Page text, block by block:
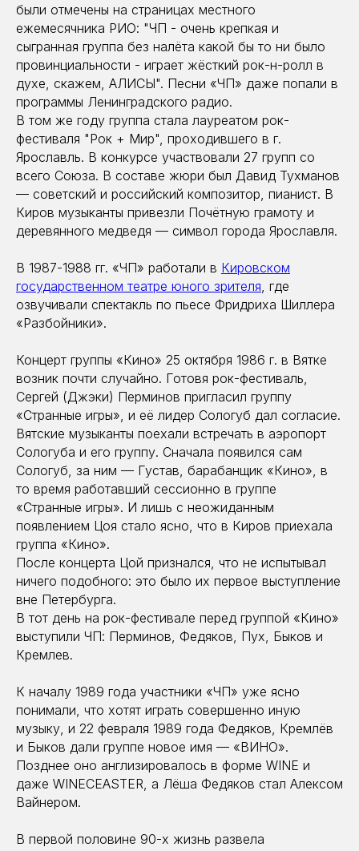
были отмечены на страницах местного
ежемесячника РИО: "ЧП - очень крепкая и
сыгранная группа без налёта какой бы то ни было
провинциальности - играет жёсткий рок-н-ролл в
духе, скажем, АЛИСЫ". Песни «ЧП» даже попали в
программы Ленинградского радио.
В том же году группа стала лауреатом рок-
фестиваля "Рок + Мир", проходившего в г.
Ярославль. В конкурсе участвовали 27 групп со
всего Союза. В составе жюри был Давид Тухманов
— советский и российский композитор, пианист. В
Киров музыканты привезли Почётную грамоту и
деревянного медведя — символ города Ярославля.
В 1987-1988 гг. «ЧП» работали в Кировском
государственном театре юного зрителя, где
озвучивали спектакль по пьесе Фридриха Шиллера
«Разбойники».
Концерт группы «Кино» 25 октября 1986 г. в Вятке
возник почти случайно. Готовя рок-фестиваль,
Сергей (Джэки) Перминов пригласил группу
«Странные игры», и её лидер Сологуб дал согласие.
Вятские музыканты поехали встречать в аэропорт
Сологуба и его группу. Сначала появился сам
Сологуб, за ним — Густав, барабанщик «Кино», в
то время работавший сессионно в группе
«Странные игры». И лишь с неожиданным
появлением Цоя стало ясно, что в Киров приехала
группа «Кино».
После концерта Цой признался, что не испытывал
ничего подобного: это было их первое выступление
вне Петербурга.
В тот день на рок-фестивале перед группой «Кино»
выступили ЧП: Перминов, Федяков, Пух, Быков и
Кремлев.
К началу 1989 года участники «ЧП» уже ясно
понимали, что хотят играть совершенно иную
музыку, и 22 февраля 1989 года Федяков, Кремлёв
и Быков дали группе новое имя — «ВИНО».
Позднее оно англизировалось в форме WINE и
даже WINECEASTER, а Лёша Федяков стал Алексом
Вайнером.
В первой половине 90-х жизнь развела